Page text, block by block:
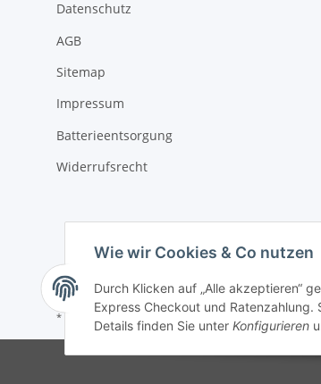
Datenschutz
AGB
Sitemap
Impressum
Batterieentsorgung
Widerrufsrecht
* Alle Preise inkl. gesetzlicher USt., zzgl.
Wie wir Cookies & Co nutzen
Durch Klicken auf „Alle akzeptieren“
Express Checkout und
Details finden Sie unter Konfigurieren